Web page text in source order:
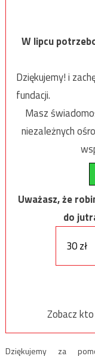
W lipcu
Dziękujemy! i
fundacji.
Masz
niezależnych
Uważasz, że
do
30 zł
Zobacz
Dziękujemy za